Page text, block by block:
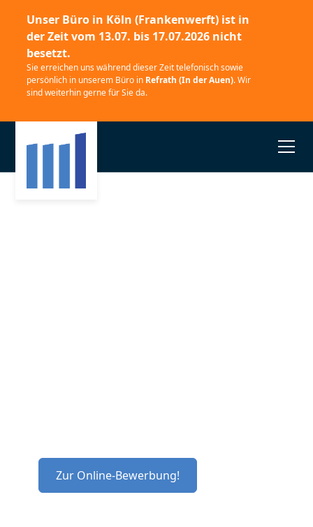
Unser Büro in Köln (Frankenwerft) ist in
der Zeit vom 13.07. bis 17.07.2026 nicht
besetzt.
Sie erreichen uns während dieser Zeit telefonisch sowie
persönlich in unserem Büro in Refrath (In der Auen). Wir
sind weiterhin gerne für Sie da.
Zur Online-Bewerbung!